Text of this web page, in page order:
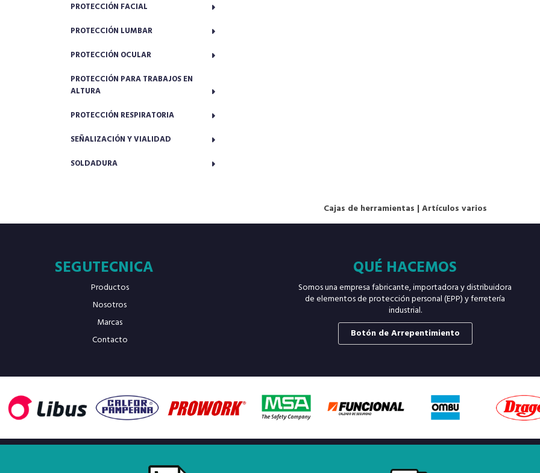
PROTECCIÓN FACIAL
PROTECCIÓN LUMBAR
PROTECCIÓN OCULAR
PROTECCIÓN PARA TRABAJOS EN
ALTURA
PROTECCIÓN RESPIRATORIA
SEÑALIZACIÓN Y VIALIDAD
SOLDADURA
Cajas de herramientas |Artículos varios
SEGUTECNICA
Productos
Nosotros
Marcas
Contacto
QUÉ HACEMOS
Somos una empresa fabricante, importadora y distribuidora
de elementos de protección personal (EPP) y ferretería
industrial.
Botón de Arrepentimiento